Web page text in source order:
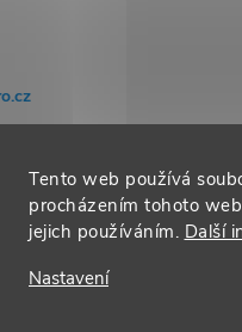
Tento web používá
procházením tohoto
jejich používáním. Další
Nastavení
cookies